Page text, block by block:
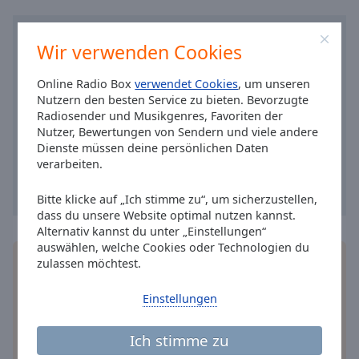
Wir verwenden Cookies
Online Radio Boxverwendet Cookies, um unseren
Nutzern den besten Service zu bieten. Bevorzugte
Radiosender und Musikgenres, Favoriten der
Nutzer, Bewertungen von Sendern und viele andere
Dienste müssen deine persönlichen Daten
verarbeiten.
Bitte klicke auf „Ich stimme zu“, um sicherzustellen,
dass du unsere Website optimal nutzen kannst.
Alternativ kannst du unter „Einstellungen“
auswählen, welche Cookies oder Technologien du
zulassen möchtest.
Ich stimme zu
Einstellungen
Area
Opacity
Installieren Sie gratis
Sie Ihr Lieblingsradio online an, wo Sie immer